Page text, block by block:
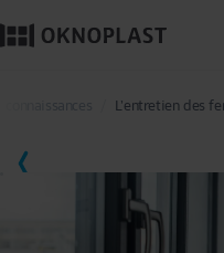
L’entretien des